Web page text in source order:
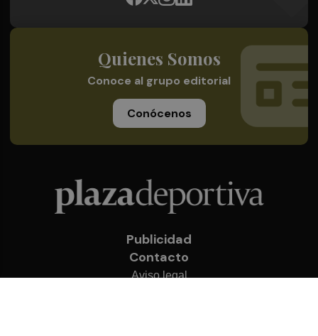
Quienes Somos
Conoce al grupo editorial
Conócenos
Publicidad
Contacto
Aviso legal